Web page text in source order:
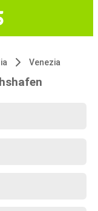
Venezia